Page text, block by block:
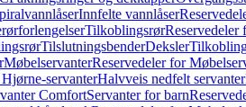
Innfelte vannlåser
TilkoblingsrørReservedeler
TilslutningsbenderDeksler
MøbelservanterReservedeler for
servanterHalvveis nedfelt servanter
ComfortServanter for barn